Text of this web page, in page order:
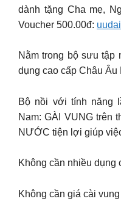
dành tặng Cha mẹ,
Voucher 500.00đ:
Nằm trong bộ sưu tập
dụng cao cấp Châu Âu
Bộ nồi với tính năng
Nam: GÀI VUNG trên
NƯỚC tiện lợi giúp
Không cần nhiều
Không cần giá cài